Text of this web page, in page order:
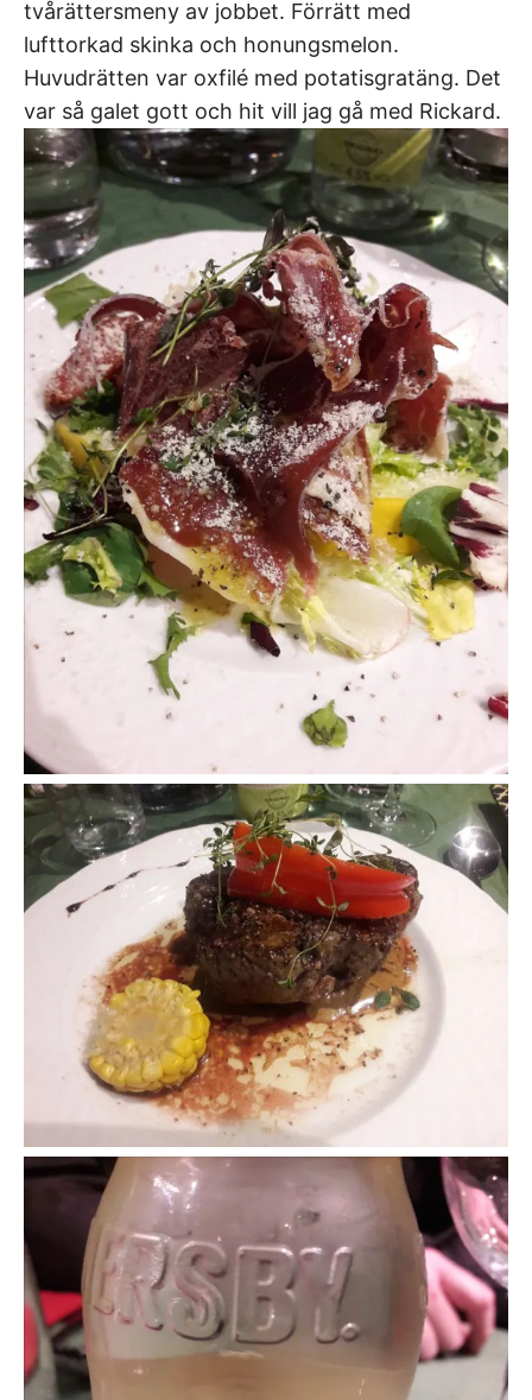
tvårättersmeny av jobbet. Förrätt med
lufttorkad skinka och honungsmelon.
Huvudrätten var oxfilé med potatisgratäng. Det
var så galet gott och hit vill jag gå med Rickard.